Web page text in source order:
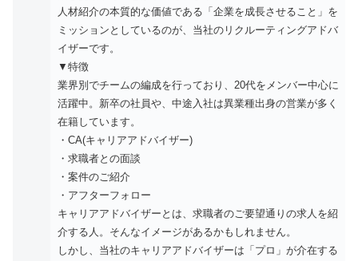
人材紹介の本質的な価値である「企業を成長させること」を
ミッションとしているのが、当社のリクルーティングアドバ
イザーです。
▼特徴
業界別でチームの編成を行っており、20代をメンバー中心に
活躍中。新卒の社員や、中途入社は異業種出身の営業が多く
在籍しています。
・CA(キャリアアドバイザー)
・求職者との面談
・案件のご紹介
・アフターフォロー
キャリアアドバイザーとは、求職者のご要望通りの求人を紹
介する人。そんなイメージがあるかもしれません。
しかし、当社のキャリアアドバイザーは「プロ」が介在する